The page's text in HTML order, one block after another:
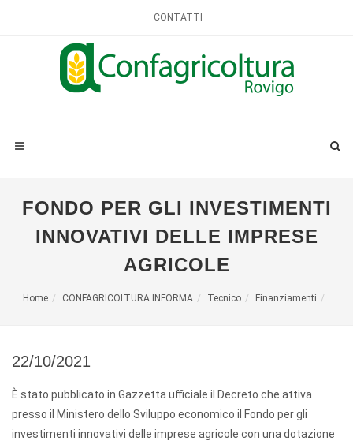
CONTATTI
FONDO PER GLI INVESTIMENTI
INNOVATIVI DELLE IMPRESE
AGRICOLE
Home CONFAGRICOLTURA INFORMA Tecnico Finanziamenti
22/10/2021
È stato pubblicato in Gazzetta ufficiale il Decreto che attiva
presso il Ministero dello Sviluppo economico il Fondo per gli
investimenti innovativi delle imprese agricole con una dotazione